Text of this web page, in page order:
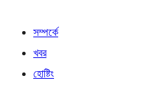
সম্পর্কে
খবর
হোষ্টিং